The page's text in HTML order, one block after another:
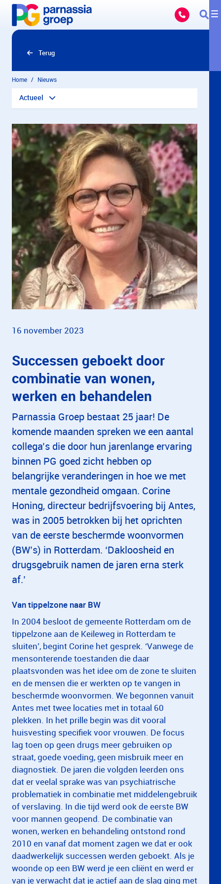
Overslaan en naar hoofdinhoud gaan
Terug
Home Nieuws
Actueel
16 november 2023
Successen geboekt door
combinatie van wonen,
werken en behandelen
Parnassia Groep bestaat 25 jaar! De
komende maanden spreken we een aantal
collega’s die door hun jarenlange ervaring
binnen PG goed zicht hebben op
belangrijke veranderingen in hoe we met
mentale gezondheid omgaan. Corine
Honing, directeur bedrijfsvoering bij Antes,
was in 2005 betrokken bij het oprichten
van de eerste beschermde woonvormen
(BW’s) in Rotterdam. ‘Dakloosheid en
drugsgebruik namen de jaren erna sterk
af.’
Van tippelzone naar BW
In 2004 besloot de gemeente Rotterdam om de
tippelzone aan de Keileweg in Rotterdam te
sluiten’, begint Corine het gesprek. ‘Vanwege de
mensonterende toestanden die daar
plaatsvonden was het idee om de zone te sluiten
en de mensen die er werkten op te vangen in
beschermde woonvormen. We begonnen vanuit
Antes met twee locaties met in totaal 60
plekken. In het prille begin was dit vooral
huisvesting specifiek voor vrouwen. De focus
lag toen op geen drugs meer gebruiken op
straat, goede voeding, geen misbruik meer en
diagnostiek. De jaren die volgden leerden ons
dat er veelal sprake was van psychiatrische
problematiek in combinatie met middelengebruik
of verslaving. In die tijd werd ook de eerste BW
voor mannen geopend. De combinatie van
wonen, werken en behandeling ontstond rond
2010 en vanaf dat moment zagen we dat er ook
daadwerkelijk successen werden geboekt. Als je
woonde op een BW werd je een cliënt en werd er
van je verwacht dat je actief aan de slag ging met